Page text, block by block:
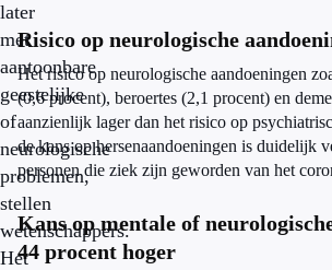
later
met
aantoonbare
geestelijke
of
neurologische
problemen,
stellen
wetenschappers.
Het
Risico op neurologische
Het risico op neurologische aandoeningen
(0,6 procent), beroertes (2,1 procent) en
aanzienlijk lager dan het risico op
de kans op hersenaandoeningen is duidelijk
personen die ziek zijn geworden van het
Kans op mentale of
44 procent hoger